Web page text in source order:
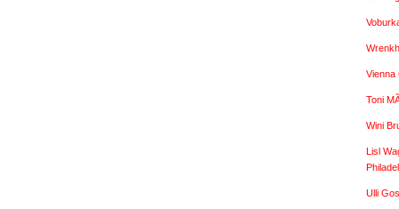
Vienna
Toni
Wini
Lisl
Ulli